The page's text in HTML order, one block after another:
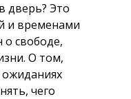
дверь? Это
и временами
свободе,
О том,
ожиданиях
чего